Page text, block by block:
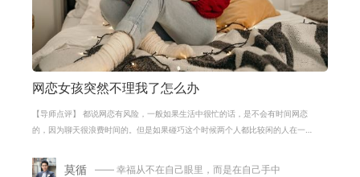
网恋女孩突然不理我了怎么办
【导师点评】 都说网恋有风险，一般如果生活中很忙的话，是不会有时间网恋
的，因为聊天很浪费时间的。但是如果碰巧这个时候两个人都比较闲的人在一
莫循 —— 幸福从不在自己眼里，而是在自己手中